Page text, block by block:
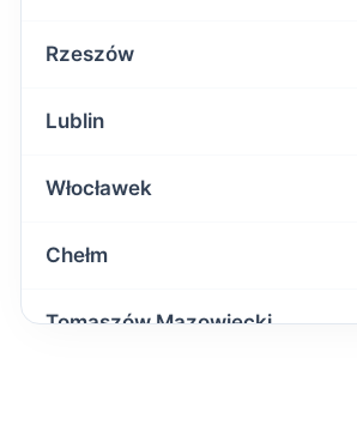
Rzeszów
Lublin
Włocławek
Chełm
Tomaszów Mazowiecki